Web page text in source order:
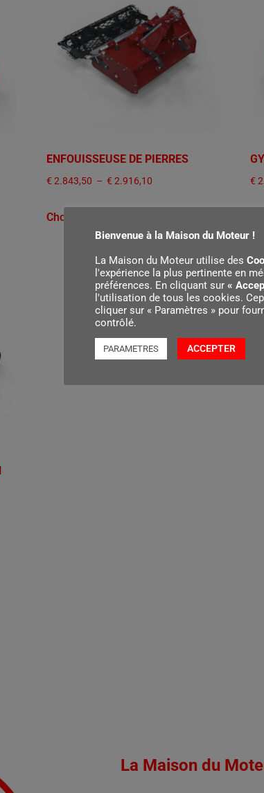
ENFOUISSEUSE DE PIERRES
€ 2.843,50 – € 2.916,10
Choix des options
€
La Maison du
Bienvenue à la Maison du Moteur !
La Maison du Moteur utilise des
l'expérience la plus pertinente en
préférences. En cliquant sur «
l'utilisation de tous les cookies.
cliquer sur « Paramètres » pour
contrôlé.
PARAMETRES ACCEPTER